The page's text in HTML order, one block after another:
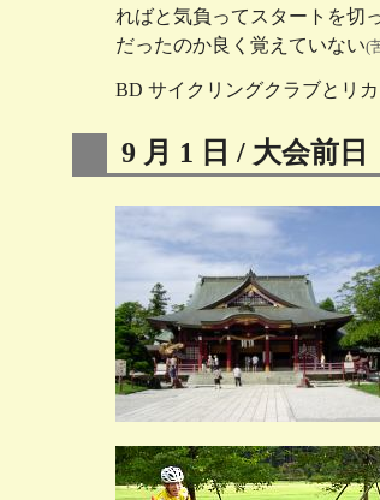
ればと気負ってスタートを切
だったのか良く覚えていない(
BD サイクリングクラブとリ
9 月 1 日 / 大会前日